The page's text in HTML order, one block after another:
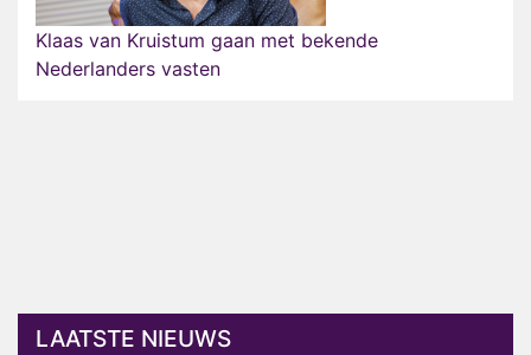
Klaas van Kruistum gaan met bekende
Nederlanders vasten
LAATSTE NIEUWS